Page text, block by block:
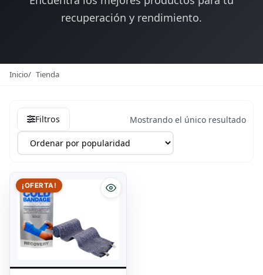
recuperación y rendimiento.
Inicio Tienda
Filtros Mostrando el único resultado
¡OFERTA!